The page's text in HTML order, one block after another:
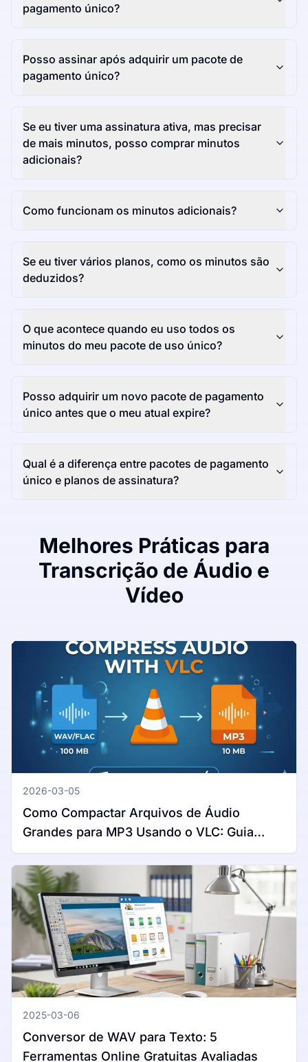
pagamento único?
Posso assinar após adquirir um pacote de
pagamento único?
Se eu tiver uma assinatura ativa, mas precisar
de mais minutos, posso comprar minutos
adicionais?
Como funcionam os minutos adicionais?
Se eu tiver vários planos, como os minutos são
deduzidos?
O que acontece quando eu uso todos os
minutos do meu pacote de uso único?
Posso adquirir um novo pacote de pagamento
único antes que o meu atual expire?
Qual é a diferença entre pacotes de pagamento
único e planos de assinatura?
Melhores Práticas para
Transcrição de Áudio e
Vídeo
2026-03-05
Como Compactar Arquivos de Áudio
Grandes para MP3 Usando o VLC: Guia
Completo para Windows e Mac
2025-03-06
Conversor de WAV para Texto: 5
Ferramentas Online Gratuitas Avaliadas